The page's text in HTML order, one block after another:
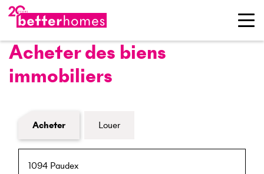
Acheter des biens
immobiliers
Formulaire de recherche de biens
Acheter Louer
NPA / Lieu